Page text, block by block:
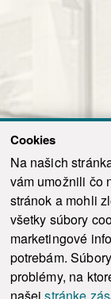
Cookies
Na našich
vám umožnili čo
stránok a mohli
všetky súbory
marketingové
potrebám.
problémy, na
našejstránke